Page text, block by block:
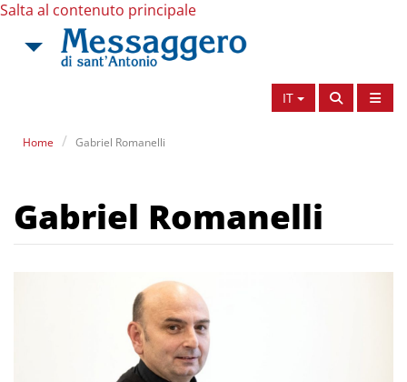
Salta al contenuto principale
IT
Home Gabriel Romanelli
Gabriel Romanelli